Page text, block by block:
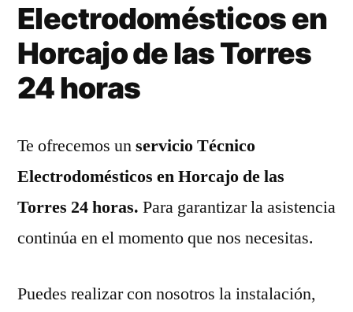
Electrodomésticos en
Horcajo de las Torres
24 horas
Te ofrecemos unservicio Técnico
Electrodomésticos en Horcajo de las
Torres 24 horas. Para garantizar la asistencia
continúa en el momento que nos necesitas.
Puedes realizar con nosotros la instalación,